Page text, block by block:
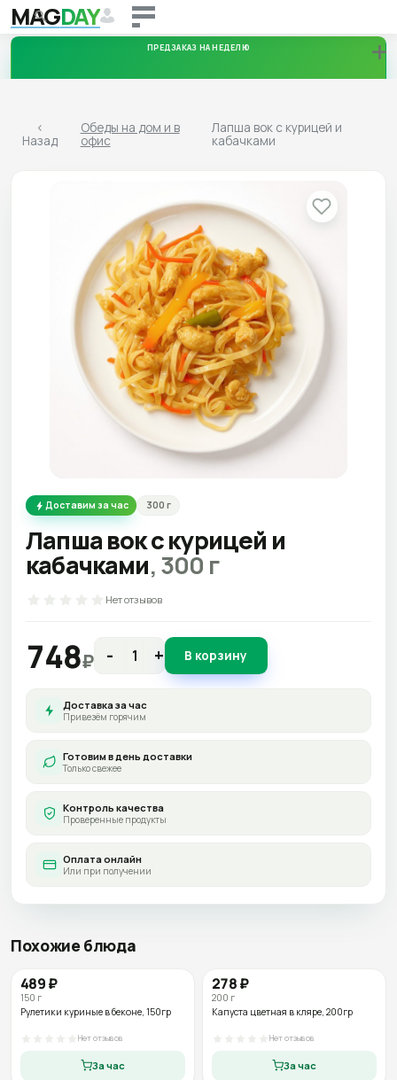
MAGDAY
ПРЕДЗАКАЗ НА НЕДЕЛЮ
Скачать меню
+
<
Назад
Обеды на дом и в
офис
Лапша вок с курицей и
кабачками
Доставим за час 300 г
Лапша вок с курицей и
кабачками,300 г
Нет отзывов
748₽ - + В корзину
Доставка за час
Привезём горячим
Готовим в день доставки
Только свежее
Контроль качества
Проверенные продукты
Оплата онлайн
Или при получении
Похожие блюда
489₽
150 г
Рулетики куриные в беконе, 150гр
Нет отзывов
За час
278₽
200 г
Капуста цветная в кляре, 200гр
Нет отзывов
За час